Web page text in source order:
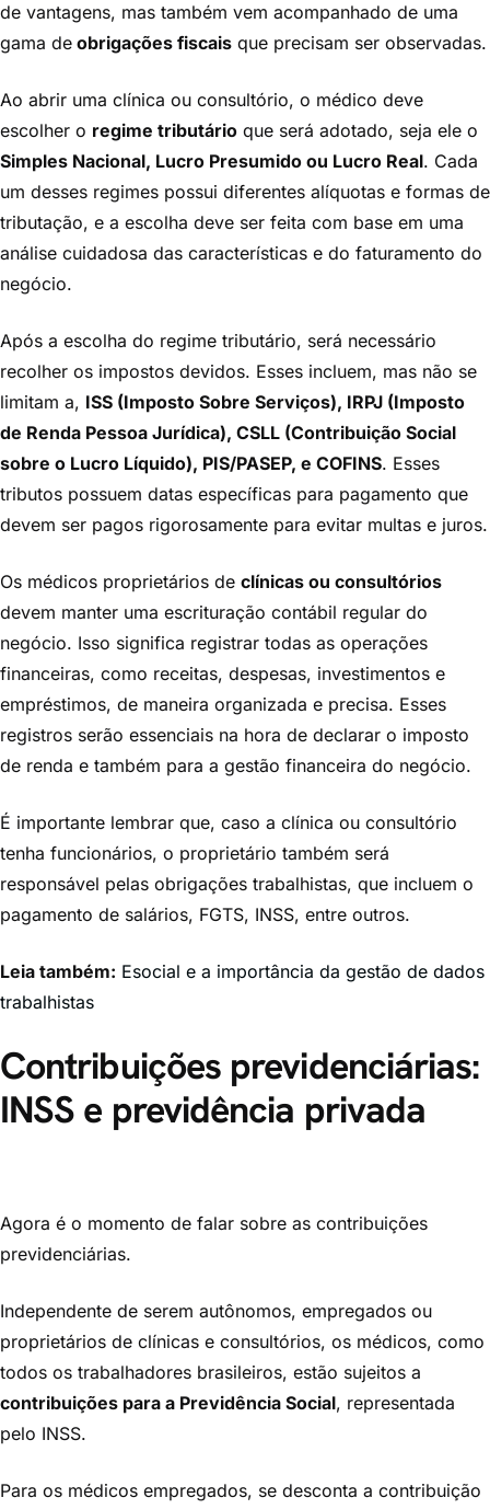
de vantagens, mas também vem acompanhado de uma
gama de obrigações fiscais que precisam ser observadas.
Ao abrir uma clínica ou consultório, o médico deve
escolher o regime tributário que será adotado, seja ele o
Simples Nacional, Lucro Presumido ou Lucro Real. Cada
um desses regimes possui diferentes alíquotas e formas de
tributação, e a escolha deve ser feita com base em uma
análise cuidadosa das características e do faturamento do
negócio.
Após a escolha do regime tributário, será necessário
recolher os impostos devidos. Esses incluem, mas não se
limitam a, ISS (Imposto Sobre Serviços), IRPJ (Imposto
de Renda Pessoa Jurídica), CSLL (Contribuição Social
sobre o Lucro Líquido), PIS/PASEP, e COFINS. Esses
tributos possuem datas específicas para pagamento que
devem ser pagos rigorosamente para evitar multas e juros.
Os médicos proprietários de clínicas ou consultórios
devem manter uma escrituração contábil regular do
negócio. Isso significa registrar todas as operações
financeiras, como receitas, despesas, investimentos e
empréstimos, de maneira organizada e precisa. Esses
registros serão essenciais na hora de declarar o imposto
de renda e também para a gestão financeira do negócio.
É importante lembrar que, caso a clínica ou consultório
tenha funcionários, o proprietário também será
responsável pelas obrigações trabalhistas, que incluem o
pagamento de salários, FGTS, INSS, entre outros.
Leia também: Esocial e a importância da gestão de dados
trabalhistas
Contribuições previdenciárias:
INSS e previdência privada
Agora é o momento de falar sobre as contribuições
previdenciárias.
Independente de serem autônomos, empregados ou
proprietários de clínicas e consultórios, os médicos, como
todos os trabalhadores brasileiros, estão sujeitos a
contribuições para a Previdência Social, representada
pelo INSS.
Para os médicos empregados, se desconta a contribuição